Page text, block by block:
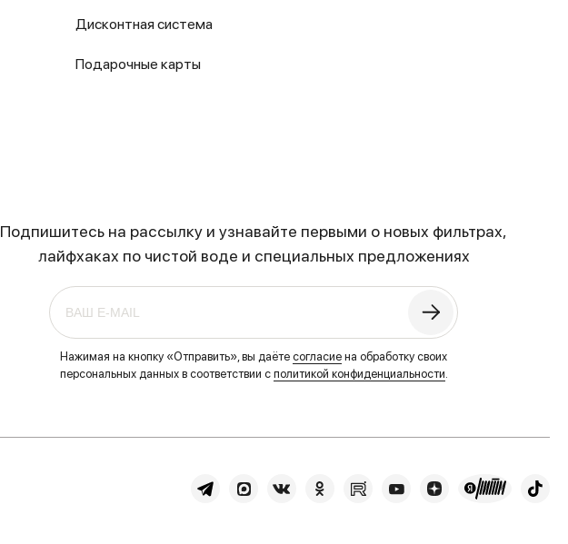
Дисконтная система
Подарочные карты
Подпишитесь на рассылку и узнавайте первыми о новых фильтрах,
лайфхаках по чистой воде и специальных предложениях
Нажимая на кнопку «Отправить», вы даёте согласие на обработку своих
персональных данных в соответствии с политикой конфиденциальности.